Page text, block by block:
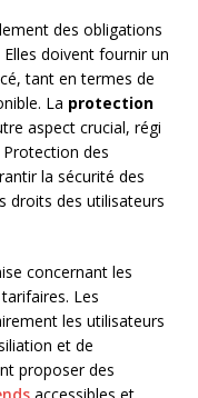
des obligations
doivent fournir un
tant en termes de
La protection
aspect crucial, régi
des
la sécurité des
droits des utilisateurs
concernant les
Les
les utilisateurs
et de
proposer des